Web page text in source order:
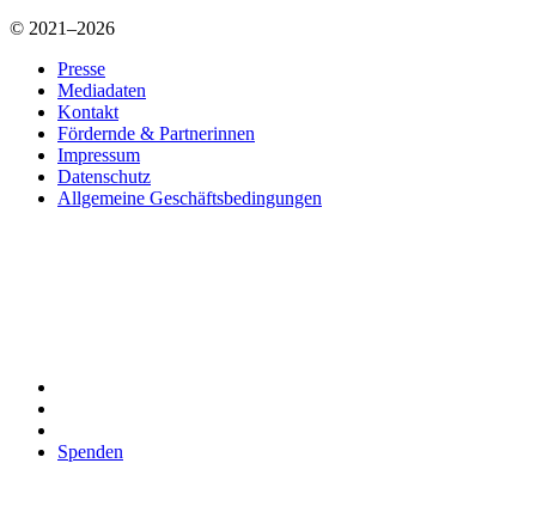
© 2021–2026
Presse
Mediadaten
Kontakt
Fördernde & Partnerinnen
Impressum
Datenschutz
Allgemeine Geschäftsbedingungen
Spenden